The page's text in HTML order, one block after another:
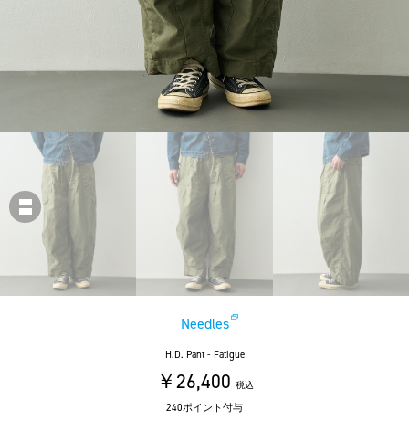
Needles
H.D. Pant - Fatigue
￥26,400 税込
240ポイント付与